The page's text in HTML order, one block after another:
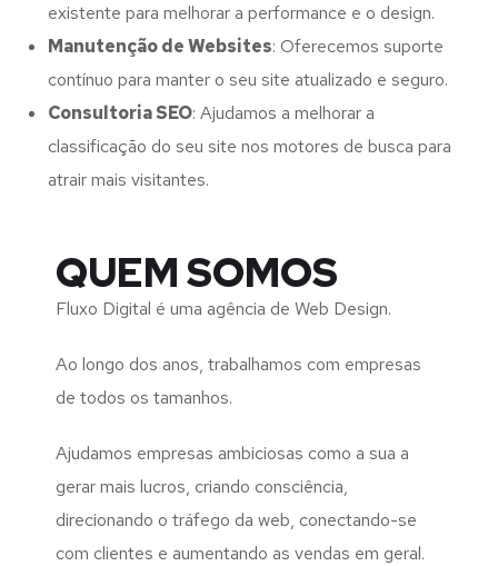
existente para melhorar a performance e o design.
Manutenção de Websites: Oferecemos suporte
contínuo para manter o seu site atualizado e seguro.
Consultoria SEO: Ajudamos a melhorar a
classificação do seu site nos motores de busca para
atrair mais visitantes.
QUEM SOMOS
Fluxo Digital é uma agência de Web Design.
Ao longo dos anos, trabalhamos com empresas
de todos os tamanhos.
Ajudamos empresas ambiciosas como a sua a
gerar mais lucros, criando consciência,
direcionando o tráfego da web, conectando-se
com clientes e aumentando as vendas em geral.